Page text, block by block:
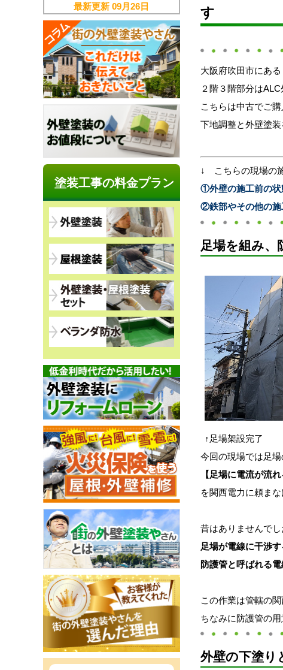
す
大阪府吹田市にあ
２階３階部分はALC
こちらは中古でご
下地調整と外壁塗
↓ こちらの現場の
①外壁の施工前の状
②鉄部やその他の施
足場を組み、
↑足場架設完了
今回の現場では足
【足場に電流が流
を関西電力に頼ま
昔はありませんで
足場が電線に干渉
防護管と呼ばれる
この作業は管轄の
ちなみに防護管の
外壁の下塗り
最新更新09月26日
塗装工事の料金プラン